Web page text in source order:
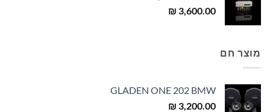
₪ 3,600.00
מוצר חם
GLADEN ONE 202 BMW
₪ 3,200.00